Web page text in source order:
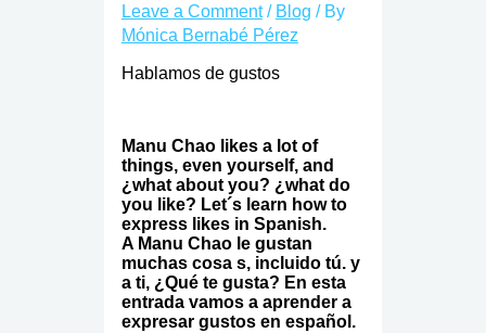
Leave a Comment / Blog / By
Mónica Bernabé Pérez
Hablamos de gustos
Manu Chao likes a lot of
things, even yourself, and
¿what about you? ¿what do
you like? Let´s learn how to
express likes in Spanish.
A Manu Chao le gustan
muchas cosa s, incluido tú. y
a ti, ¿Qué te gusta? En esta
entrada vamos a aprender a
expresar gustos en español.